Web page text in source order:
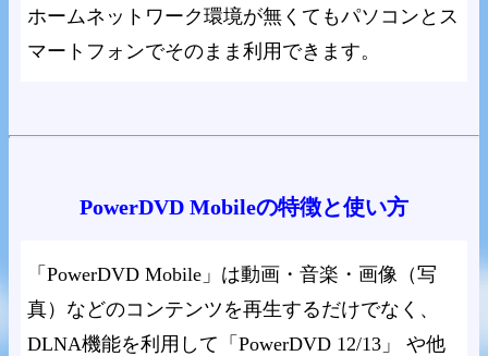
ホームネットワーク環境が無くてもパソコンとス
マートフォンでそのまま利用できます。
PowerDVD Mobileの特徴と使い方
「PowerDVD Mobile」は動画・音楽・画像（写
真）などのコンテンツを再生するだけでなく、
DLNA機能を利用して「PowerDVD 12/13」 や他